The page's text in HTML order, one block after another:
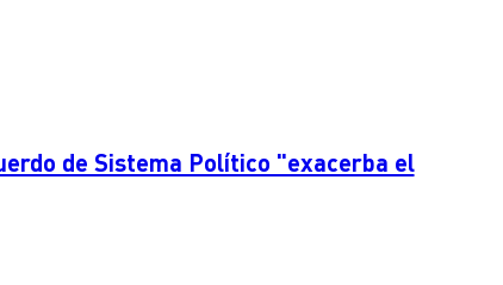
de Sistema Político "exacerba el